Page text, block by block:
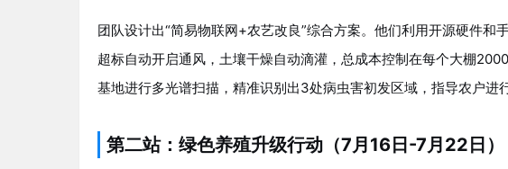
团队设计出“简易物联网+农艺改良”综合方案。他们利用开源硬件
超标自动开启通风，土壤干燥自动滴灌，总成本控制在每个大棚
基地进行多光谱扫描，精准识别出3处病虫害初发区域，指导农户进
第二站：绿色养殖升级行动（7月16日-7月22日）